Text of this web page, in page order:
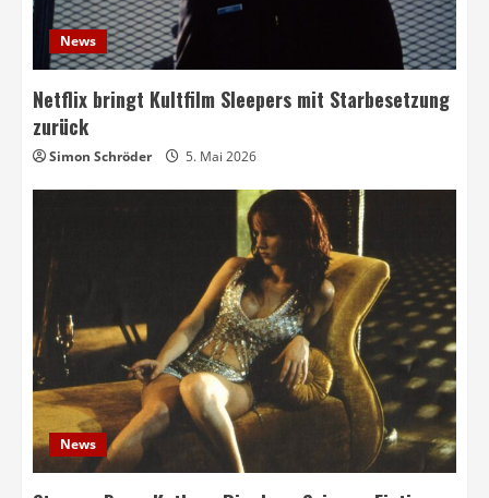
News
Netflix bringt Kultfilm Sleepers mit Starbesetzung
zurück
Simon Schröder 5. Mai 2026
News